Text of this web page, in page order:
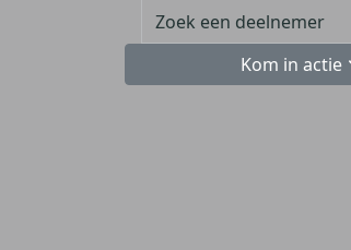
Kom in actie